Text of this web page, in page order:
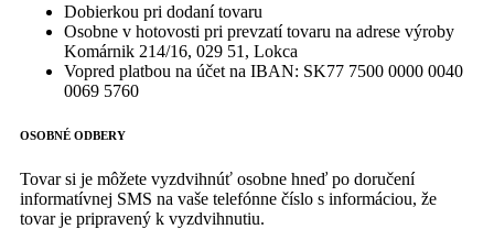
Dobierkou pri dodaní tovaru
Osobne v hotovosti pri prevzatí tovaru na adrese výroby
Komárnik 214/16, 029 51, Lokca
Vopred platbou na účet na IBAN: SK77 7500 0000 0040
0069 5760
OSOBNÉ ODBERY
Tovar si je môžete vyzdvihnúť osobne hneď po doručení
informatívnej SMS na vaše telefónne číslo s informáciou, že
tovar je pripravený k vyzdvihnutiu.